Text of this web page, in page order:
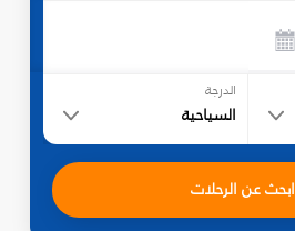
الدرجة
السياحية
ابحث عن الرحلات